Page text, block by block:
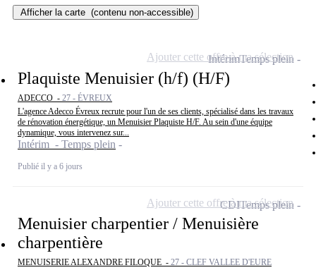
Afficher la carte (contenu non-accessible)
Plaquiste Menuisier (h/f) (H/F)
ADECCO - 27 - ÉVREUX
L'agence Adecco Évreux recrute pour l'un de ses clients, spécialisé dans les travaux
de rénovation énergétique, un Menuisier Plaquiste H/F. Au sein d'une équipe
dynamique, vous intervenez sur...
Intérim - Temps plein
Publié il y a 6 jours
IntérimTemps plein
Ajouter cette offre à ma sélection
Menuisier charpentier / Menuisière
charpentière
MENUISERIE ALEXANDRE FILOQUE - 27 - CLEF VALLEE D'EURE
CDITemps plein
Ajouter cette offre à ma sélection